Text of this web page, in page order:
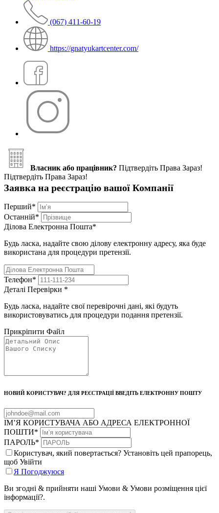
(067) 411-60-19
https://gnatyukartcenter.com/
Власник або працівник? Підтвердіть Права Зараз!
Підтвердіть Права Зараз!
Заявка на реєстрацію вашої Компанії
Перший*
Останній*
Ділова Електронна Пошта*
Будь ласка, надайте свою ділову електронну адресу, яка буде
використана для процедури претензії.
Телефон*
Деталі Перевірки *
Будь ласка, надайте свої перевірочні дані, які будуть
використовуватись для процедури подання претензії.
Прикріпити Файл
НОВИЙ КОРИСТУВАЧ? ДЛЯ РЕЄСТРАЦІЇ ВВЕДІТЬ ЕЛЕКТРОННУ ПОШТУ
ІМ’Я КОРИСТУВАЧА АБО АДРЕСА ЕЛЕКТРОННОЇ
ПОШТИ*
ПАРОЛЬ*
Користувач, який повертається? Установіть цей прапорець,
щоб Увійти
Я Погоджуюся
Ви згодні & прийняти наші Умови & Умови розміщення цієї
інформації?.